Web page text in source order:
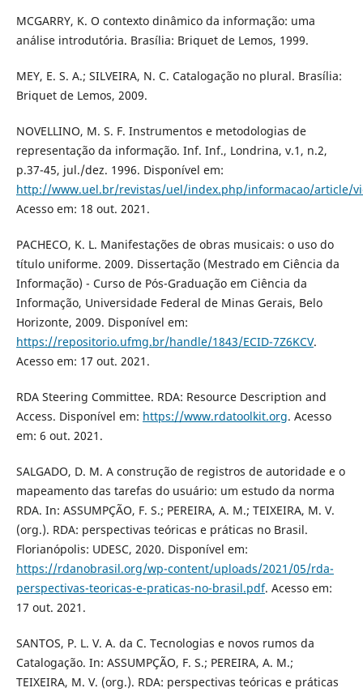
MCGARRY, K. O contexto dinâmico da informação: uma
análise introdutória. Brasília: Briquet de Lemos, 1999.
MEY, E. S. A.; SILVEIRA, N. C. Catalogação no plural. Brasília:
Briquet de Lemos, 2009.
NOVELLINO, M. S. F. Instrumentos e metodologias de
representação da informação. Inf. Inf., Londrina, v.1, n.2,
p.37-45, jul./dez. 1996. Disponível em:
http://www.uel.br/revistas/uel/index.php/informacao/article/
Acesso em: 18 out. 2021.
PACHECO, K. L. Manifestações de obras musicais: o uso do
título uniforme. 2009. Dissertação (Mestrado em Ciência da
Informação) - Curso de Pós-Graduação em Ciência da
Informação, Universidade Federal de Minas Gerais, Belo
Horizonte, 2009. Disponível em:
https://repositorio.ufmg.br/handle/1843/ECID-7Z6KCV.
Acesso em: 17 out. 2021.
RDA Steering Committee. RDA: Resource Description and
Access. Disponível em: https://www.rdatoolkit.org. Acesso
em: 6 out. 2021.
SALGADO, D. M. A construção de registros de autoridade e o
mapeamento das tarefas do usuário: um estudo da norma
RDA. In: ASSUMPÇÃO, F. S.; PEREIRA, A. M.; TEIXEIRA, M. V.
(org.). RDA: perspectivas teóricas e práticas no Brasil.
Florianópolis: UDESC, 2020. Disponível em:
https://rdanobrasil.org/wp-content/uploads/2021/05/rda-
perspectivas-teoricas-e-praticas-no-brasil.pdf. Acesso em:
17 out. 2021.
SANTOS, P. L. V. A. da C. Tecnologias e novos rumos da
Catalogação. In: ASSUMPÇÃO, F. S.; PEREIRA, A. M.;
TEIXEIRA, M. V. (org.). RDA: perspectivas teóricas e práticas